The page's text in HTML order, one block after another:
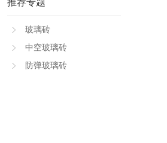
推荐专题
玻璃砖
中空玻璃砖
防弹玻璃砖